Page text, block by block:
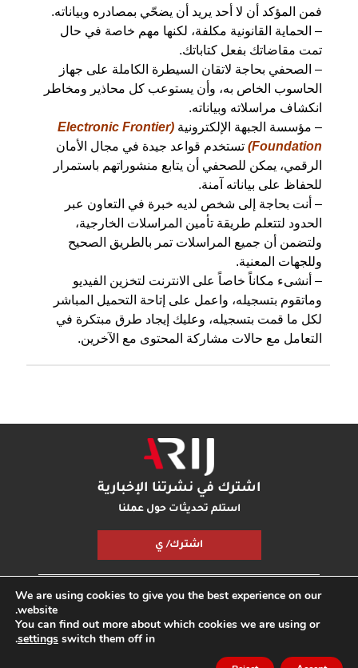
فمن المؤكد أن لا أحد يريد أن يضحّي بمصادره وبياناته.
– الحماية القانونية مكلفة، لكنها مهم خاصة في حال
تمت مقاضاتك بفعل كتاباتك.
– الصحفي بحاجة لاتقان السيطرة الكاملة على جهاز
الحاسوب الخاص به، وأن يستوعب كل محاذير ومخاطر
انكشاف مراسلاته وبياناته.
– مؤسسة الجبهة الإلكترونية (Electronic Frontier
Foundation) تستخدم قواعد جيدة في مجال الأمان
الرقمي، يمكن للصحفي أن يتابع منشوراتهم باستمرار
للحفاظ على بياناته آمنة.
– أنت بحاجة إلى شخص لديه خبرة في التعاون عبر
الحدود لتتعلم طريقة تأمين المراسلات الخارجية،
ولتضمن أن جميع المراسلات تمر بالطريق الصحيح
وللجهات المعنية.
– أنشىء مكاناً خاصاً على الانترنت لتخزين الفيديو
وماتقوم بتسجيله، واعمل على إتاحة التحميل المباشر
لكل ما قمت بتسجيله، وعليك إيجاد طرق مبتكرة في
التعامل مع حالات مشاركة المحتوى مع الآخرين.
اشترك في نشرتنا الإخبارية
استلم تحديثات حول عملنا
اشترك/ ي
مكتبة أريجبودكاست أريجاتصل بناشارك معنا
We are using cookies to give you the best experience on our
website.
You can find out more about which cookies we are using or
switch them off in
settings
.